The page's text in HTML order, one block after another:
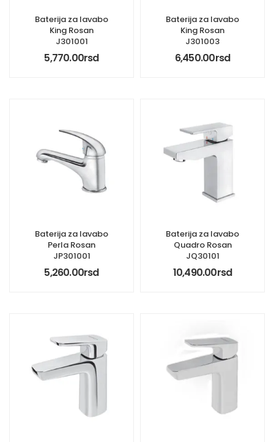
Baterija za lavabo
King Rosan
J301001
5,770.00rsd
Baterija za lavabo
King Rosan
J301003
6,450.00rsd
Baterija za lavabo
Perla Rosan
JP301001
5,260.00rsd
Baterija za lavabo
Quadro Rosan
JQ30101
10,490.00rsd